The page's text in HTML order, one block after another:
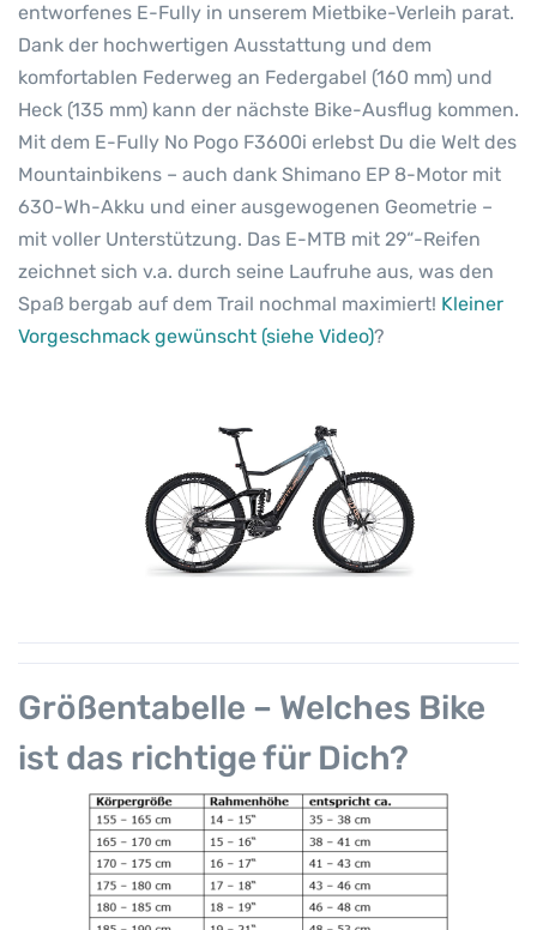
entworfenes E-Fully in unserem Mietbike-Verleih parat.
Dank der hochwertigen Ausstattung und dem
komfortablen Federweg an Federgabel (160 mm) und
Heck (135 mm) kann der nächste Bike-Ausflug kommen.
Mit dem E-Fully No Pogo F3600i erlebst Du die Welt des
Mountainbikens – auch dank Shimano EP 8-Motor mit
630-Wh-Akku und einer ausgewogenen Geometrie –
mit voller Unterstützung. Das E-MTB mit 29“-Reifen
zeichnet sich v.a. durch seine Laufruhe aus, was den
Spaß bergab auf dem Trail nochmal maximiert! Kleiner
Vorgeschmack gewünscht (siehe Video)?
Größentabelle – Welches Bike
ist das richtige für Dich?